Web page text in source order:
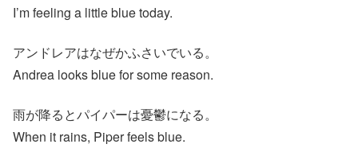
I’m feeling a little blue today.
アンドレアはなぜかふさいでいる。
Andrea looks blue for some reason.
雨が降るとパイパーは憂鬱になる。
When it rains, Piper feels blue.